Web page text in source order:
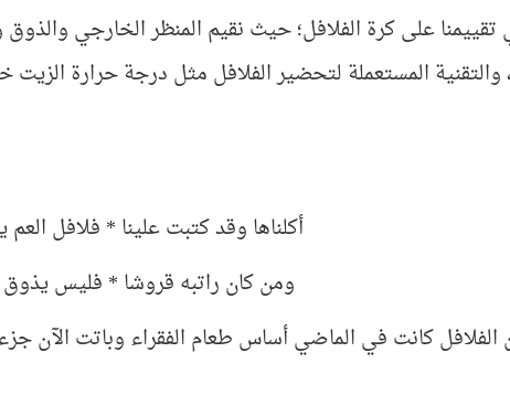
تقييمنا على كرة الفلافل؛ حيث نقيم المنظر الخارجي
والتقنية المستعملة لتحضير الفلافل مثل درجة حرارة
أكلناها وقد كتبت علينا * فلافل
ومن كان راتبه قروشا * فليس
الفلافل كانت في الماضي أساس طعام الفقراء وباتت الآن